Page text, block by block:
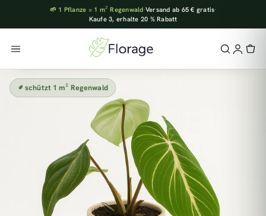
🌱 1 Pflanze = 1 m² Regenwald·Versand ab 65 € gratis·
Kaufe 3, erhalte 20 % Rabatt
schützt 1 m² Regenwald